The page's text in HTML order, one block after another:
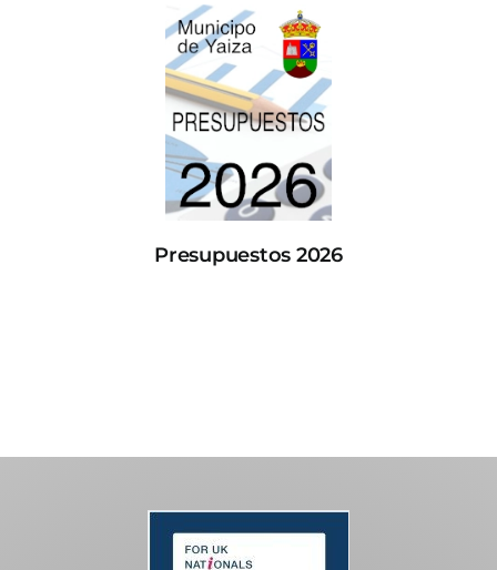
Presupuestos 2026